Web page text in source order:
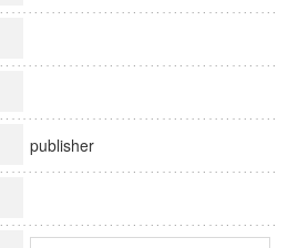
publisher